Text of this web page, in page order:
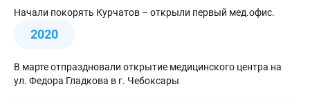
Начали покорять Курчатов – открыли первый мед.офис.
2020
В марте отпраздновали открытие медицинского центра на
ул. Федора Гладкова в г. Чебоксары